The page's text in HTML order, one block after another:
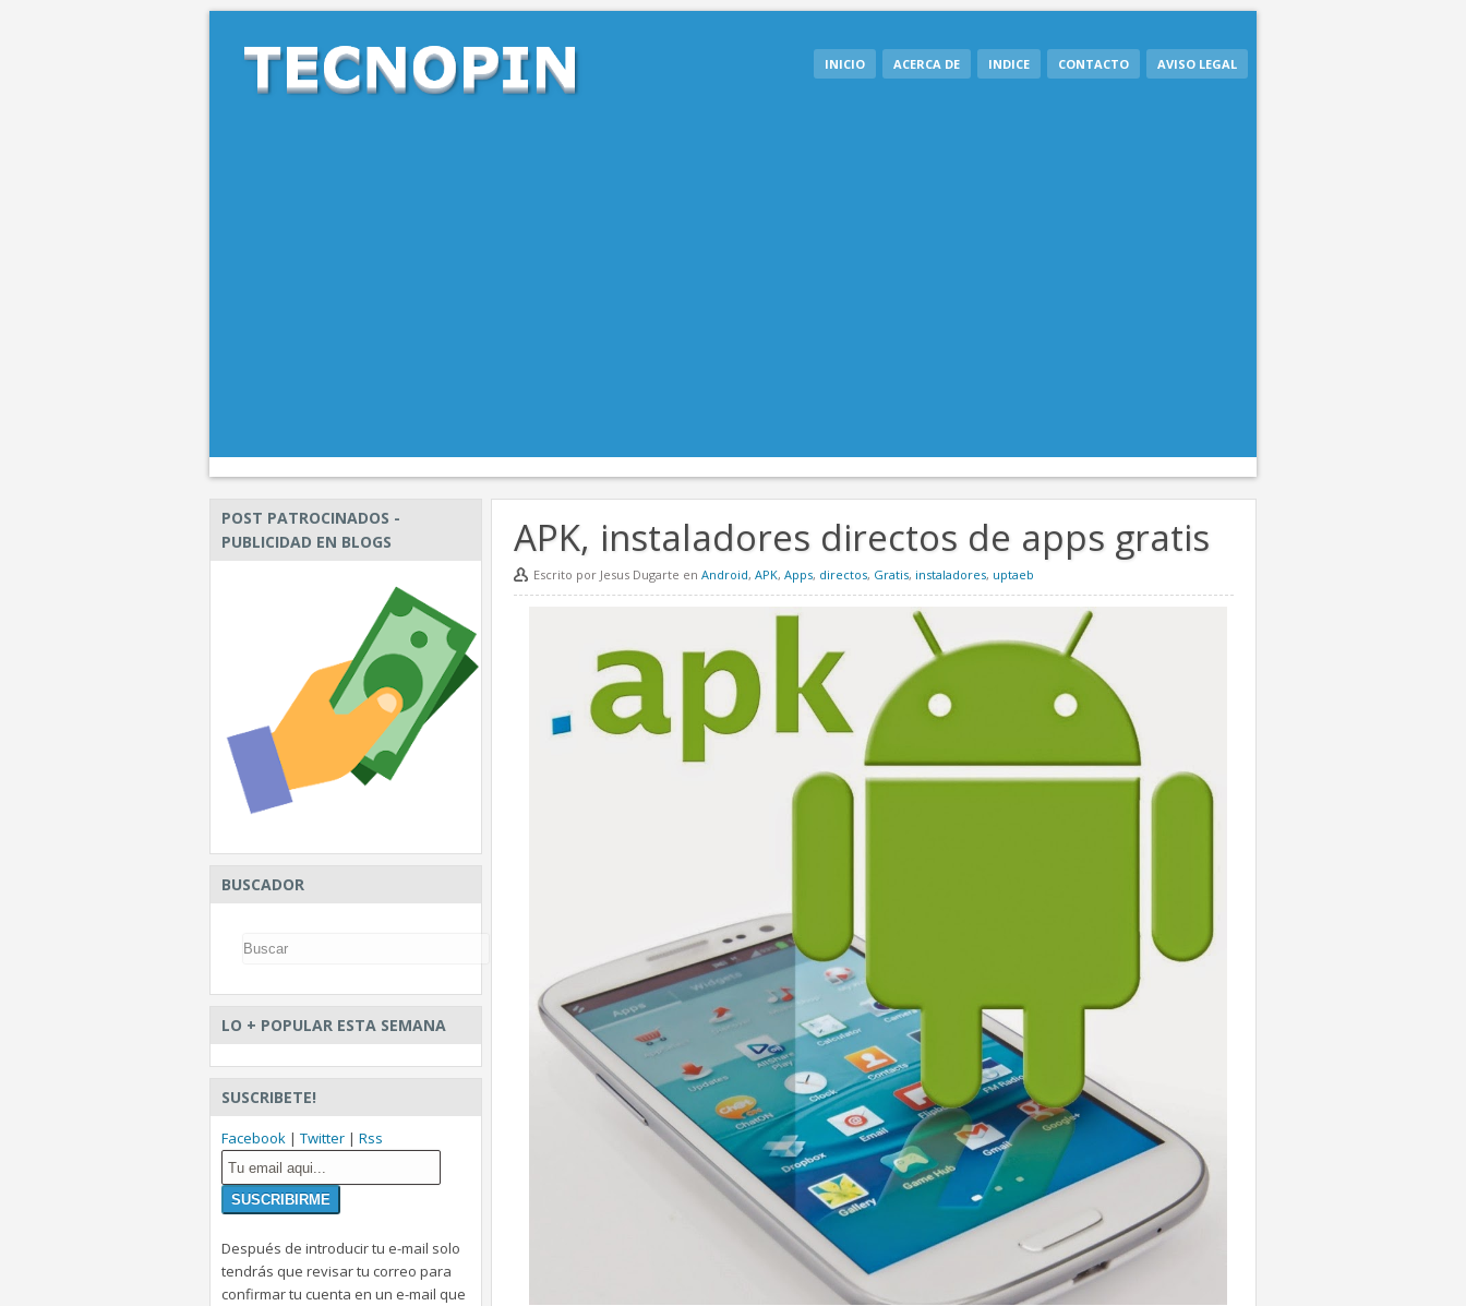
INICIO ACERCA DE INDICE CONTACTO AVISO LEGAL
APK, instaladores directos de apps gratis
Escrito por Jesus Dugarte en Android, APK, Apps, directos, Gratis, instaladores, uptaeb
POST PATROCINADOS -
PUBLICIDAD EN BLOGS
BUSCADOR
LO + POPULAR ESTA SEMANA
SUSCRIBETE!
Facebook | Twitter | Rss
Después de introducir tu e-mail solo
tendrás que revisar tu correo para
confirmar tu cuenta en un e-mail que